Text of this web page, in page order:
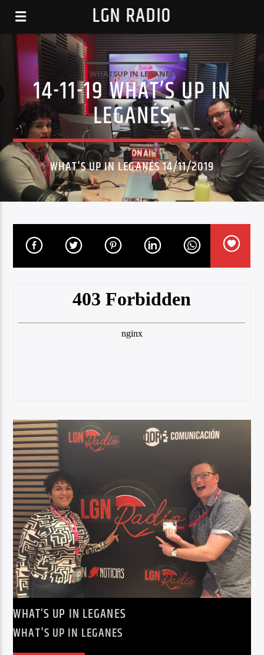
LGN RADIO
WHATSUP IN LEGANES
14-11-19 WHAT’S UP IN
LEGANÉS
WHAT'S UP IN LEGANÉS 14/11/2019
WHAT’S UP IN LEGANES
WHAT'S UP IN LEGANES